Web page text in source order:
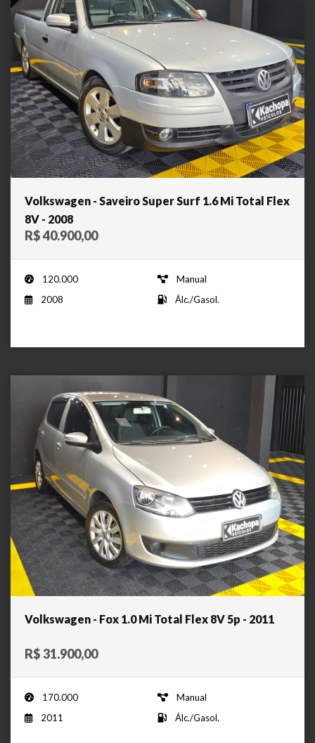
Volkswagen - Saveiro Super Surf 1.6 Mi Total Flex
8V - 2008
R$ 40.900,00
120.000
Manual
2008
Álc./Gasol.
Volkswagen - Fox 1.0 Mi Total Flex 8V 5p - 2011
R$ 31.900,00
170.000
Manual
2011
Álc./Gasol.